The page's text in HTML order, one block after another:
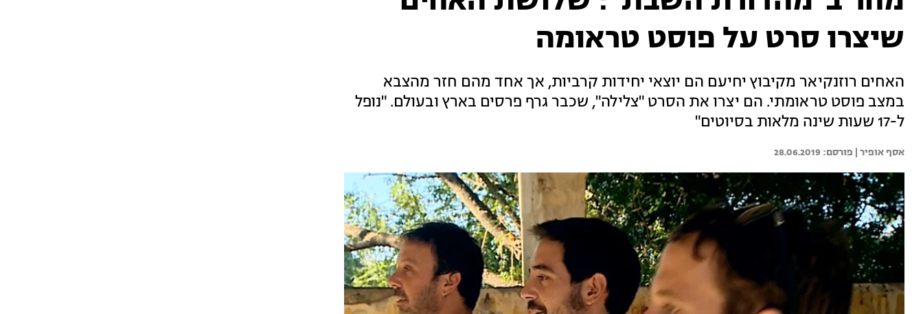
שיצרו סרט על פוסט טראומה
האחים רוזנקיאר מקיבוץ יחיעם הם יוצאי יחידות קרביות, אך אחד מהם חזר מהצבא
במצב פוסט טראומתי. הם יצרו את הסרט "צלילה", שכבר גרף פרסים בארץ ובעולם. "נופל
ל-17 שעות שינה מלאות בסיוטים"
אסף אופיר | 28.06.2019